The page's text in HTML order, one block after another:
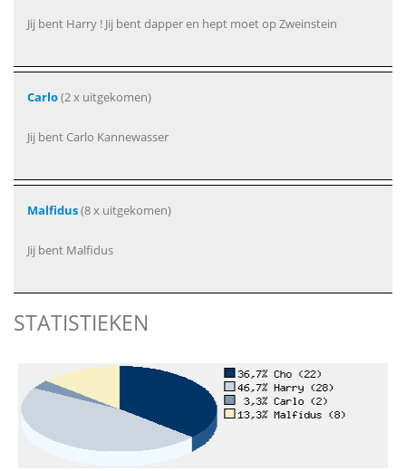
Jij bent Harry ! Jij bent dapper en hept moet op Zweinstein
Carlo(2 x uitgekomen)
Jij bent Carlo Kannewasser
Malfidus(8 x uitgekomen)
Jij bent Malfidus
STATISTIEKEN